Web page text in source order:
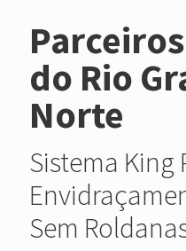
do Rio
Norte
Sistema
Sem